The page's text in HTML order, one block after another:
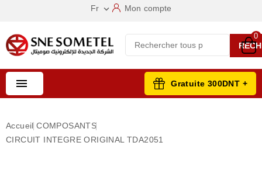
Fr  Mon compte
0
 Gratuite 300DNT +
Accueil COMPOSANTS
CIRCUIT INTEGRE ORIGINAL TDA2051